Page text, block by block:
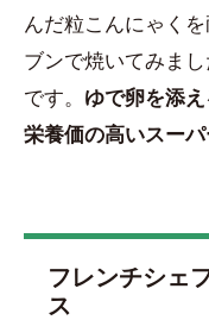
んだ粒こんにゃく
ブンで焼いてみま
です。 ゆで卵を添
栄養価の高いスー
フレンチシェ
ス